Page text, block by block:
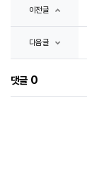
이전글
다음글
댓글 0